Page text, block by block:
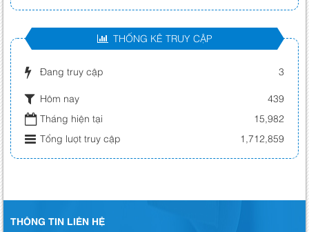
THỐNG KÊ TRUY CẬP
Đang truy cập 3
Hôm nay
439
Tháng hiện tại
15,982
Tổng lượt truy cập
1,712,859
THÔNG TIN LIÊN HỆ